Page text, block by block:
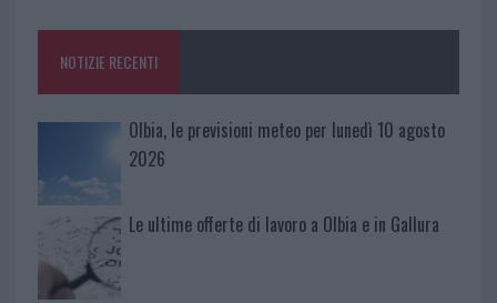
o
k
p
NOTIZIE RECENTI
Olbia, le previsioni meteo per lunedì 10 agosto
2026
Le ultime offerte di lavoro a Olbia e in Gallura